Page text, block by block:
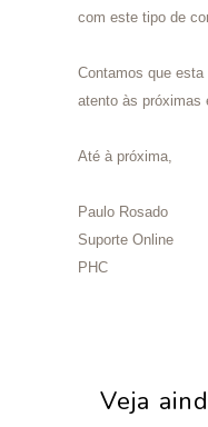
com este tipo de
Contamos que
atento às próximas
Até à próxima,
Paulo Rosado
Suporte Online
PHC
Veja